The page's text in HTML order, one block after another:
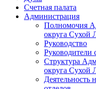
Счетная палата
Администрация
Полномочия
округа Сухой
Руководство
Руководители
Структура
округа Сухой
Деятельность